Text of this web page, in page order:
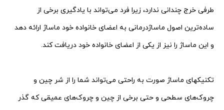
طرفی خرج چندانی ندارد، زیرا فرد می‌تواند با یادگیری برخی از
ساده‌ترین اصول ماساژدرمانی به اعضای خانواده خود ماساژ ارائه دهد
و این ماساژ را نیز از یکی از اعضای خانواده خود دریافت کند.
تکنیکهای ماساژ صورت به راحتی می‌تواند شما را از شر چین و
چروک‌های سطحی و حتی برخی از چین و چروک‌های عمیقی که گذر